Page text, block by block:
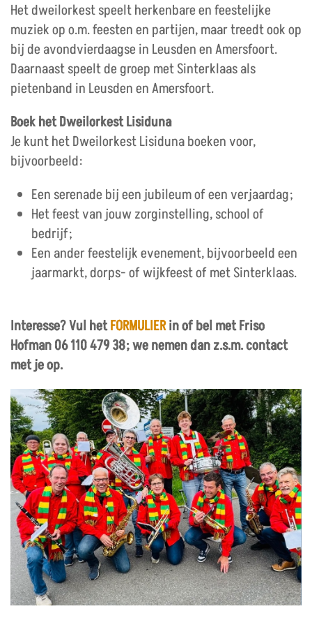
Het dweilorkest speelt herkenbare en feestelijke
muziek op o.m. feesten en partijen, maar treedt ook op
bij de avondvierdaagse in Leusden en Amersfoort.
Daarnaast speelt de groep met Sinterklaas als
pietenband in Leusden en Amersfoort.
Boek het Dweilorkest Lisiduna
Je kunt het Dweilorkest Lisiduna boeken voor,
bijvoorbeeld:
Een serenade bij een jubileum of een verjaardag;
Het feest van jouw zorginstelling, school of
bedrijf;
Een ander feestelijk evenement, bijvoorbeeld een
jaarmarkt, dorps- of wijkfeest of met Sinterklaas.
Interesse? Vul hetFORMULIERin of bel met Friso
Hofman 06 110 479 38; we nemen dan z.s.m. contact
met je op.